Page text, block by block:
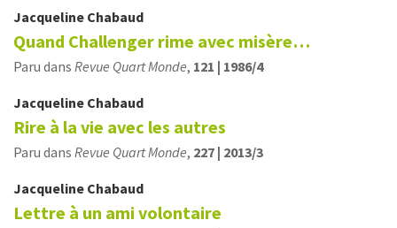
Jacqueline Chabaud
Quand Challenger rime avec misère…
Paru dans Revue Quart Monde, 121 | 1986/4
Jacqueline Chabaud
Rire à la vie avec les autres
Paru dans Revue Quart Monde, 227 | 2013/3
Jacqueline Chabaud
Lettre à un ami volontaire